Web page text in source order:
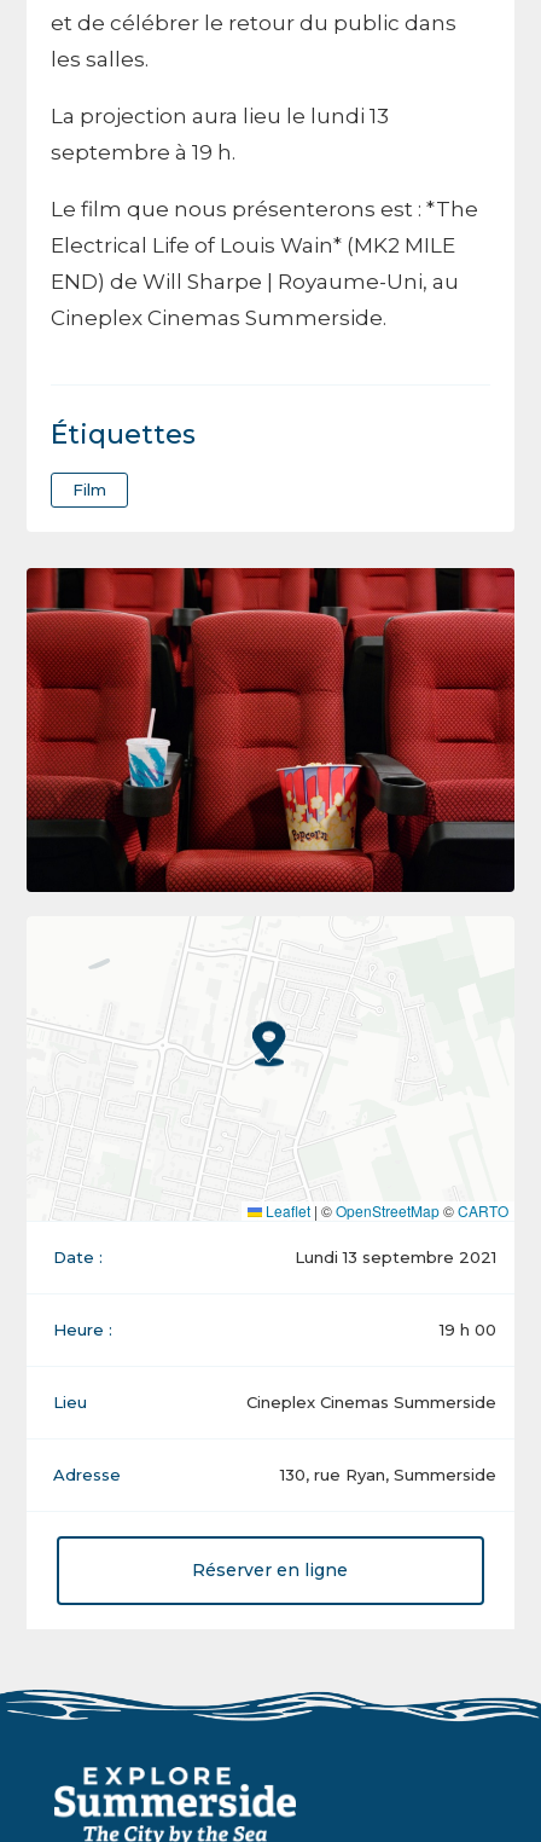
et de célébrer le retour du public dans
les salles.
La projection aura lieu le lundi 13
septembre à 19 h.
Le film que nous présenterons est : *The
Electrical Life of Louis Wain* (MK2 MILE
END) de Will Sharpe | Royaume-Uni, au
Cineplex Cinemas Summerside.
Étiquettes
Film
Leaflet | ©OpenStreetMap©CARTO
Date : Lundi 13 septembre 2021
Heure : 19 h 00
Lieu Cineplex Cinemas Summerside
Adresse 130, rue Ryan, Summerside
Réserver en ligne